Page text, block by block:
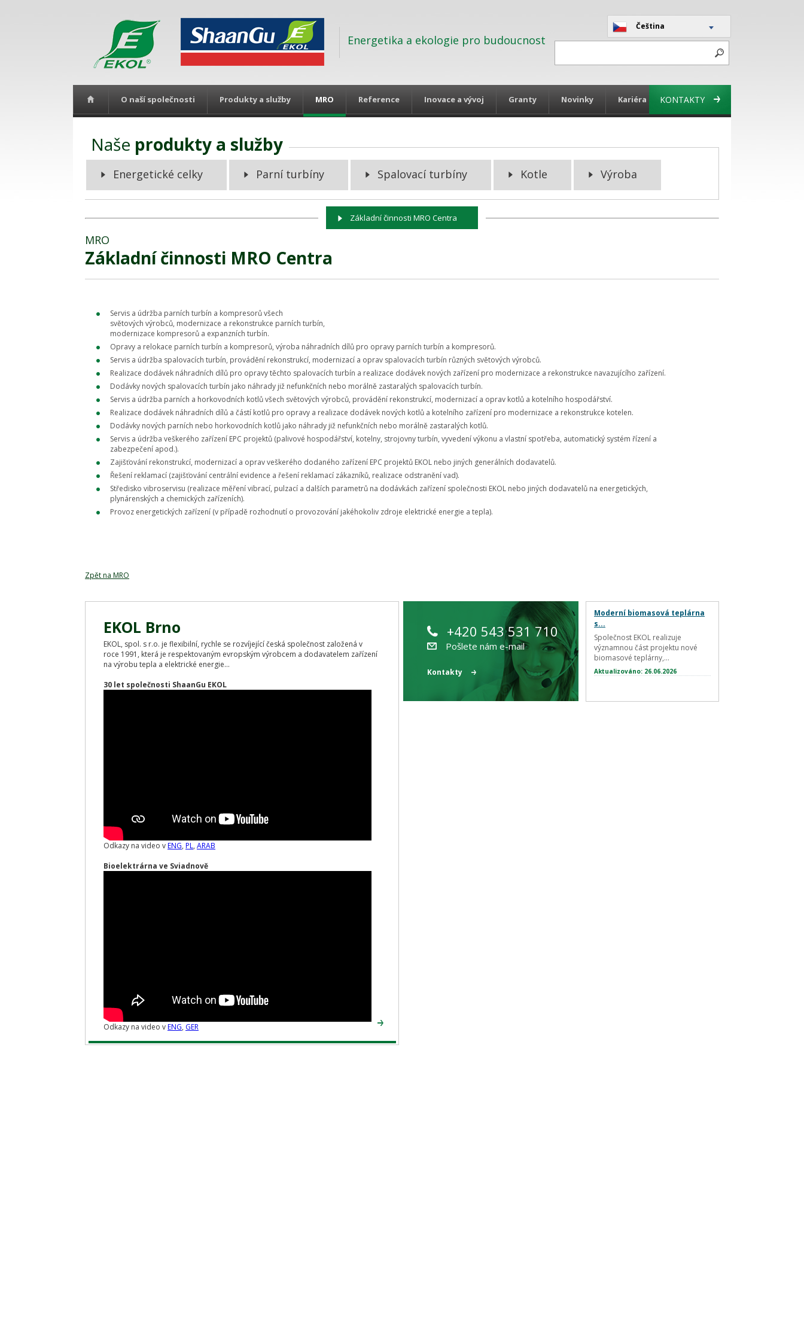
Energetika a ekologie pro budoucnost
Čeština
O naší společnosti Produkty a služby MRO Reference Inovace a vývoj Granty Novinky Kariéra KONTAKTY
Naše produkty a služby
Energetické celky Parní turbíny Spalovací turbíny Kotle Výroba
Základní činnosti MRO Centra
MRO
Základní činnosti MRO Centra
Servis a údržba parních turbín a kompresorů všech
světových výrobců, modernizace a rekonstrukce parních turbín,
modernizace kompresorů a expanzních turbín.
Opravy a relokace parních turbín a kompresorů, výroba náhradních dílů pro opravy parních turbín a kompresorů.
Servis a údržba spalovacích turbín, provádění rekonstrukcí, modernizací a oprav spalovacích turbín různých světových výrobců.
Realizace dodávek náhradních dílů pro opravy těchto spalovacích turbín a realizace dodávek nových zařízení pro modernizace a rekonstrukce navazujícího zařízení.
Dodávky nových spalovacích turbín jako náhrady již nefunkčních nebo morálně zastaralých spalovacích turbín.
Servis a údržba parních a horkovodních kotlů všech světových výrobců, provádění rekonstrukcí, modernizací a oprav kotlů a kotelního hospodářství.
Realizace dodávek náhradních dílů a částí kotlů pro opravy a realizace dodávek nových kotlů a kotelního zařízení pro modernizace a rekonstrukce kotelen.
Dodávky nových parních nebo horkovodních kotlů jako náhrady již nefunkčních nebo morálně zastaralých kotlů.
Servis a údržba veškerého zařízení EPC projektů (palivové hospodářství, kotelny, strojovny turbín, vyvedení výkonu a vlastní spotřeba, automatický systém řízení a
zabezpečení apod.).
Zajišťování rekonstrukcí, modernizací a oprav veškerého dodaného zařízení EPC projektů EKOL nebo jiných generálních dodavatelů.
Řešení reklamací (zajišťování centrální evidence a řešení reklamací zákazníků, realizace odstranění vad).
Středisko vibroservisu (realizace měření vibrací, pulzací a dalších parametrů na dodávkách zařízení společnosti EKOL nebo jiných dodavatelů na energetických,
plynárenských a chemických zařízeních).
Provoz energetických zařízení (v případě rozhodnutí o provozování jakéhokoliv zdroje elektrické energie a tepla).
Zpět na MRO
EKOL Brno
EKOL, spol. s r.o. je flexibilní, rychle se rozvíjející česká společnost založená v
roce 1991, která je respektovaným evropským výrobcem a dodavatelem zařízení
na výrobu tepla a elektrické energie...
30 let společnosti ShaanGu EKOL
Odkazy na video vENG, PL, ARAB
Bioelektrárna ve Sviadnově
Odkazy na video vENG, GER
+420 543 531 710
Pošlete nám e-mail
Kontakty
Moderní biomasová teplárna
s...
Společnost EKOL realizuje
významnou část projektu nové
biomasové teplárny,...
Aktualizováno: 26.06.2026